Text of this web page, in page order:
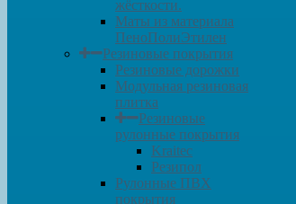
жёсткости.
Маты из материала
ПеноПолиЭтилен
Резиновые покрытия
Резиновые дорожки
Модульная резиновая
плитка
Резиновые
рулонные покрытия
Kraitec
Резипол
Рулонные ПВХ
покрытия